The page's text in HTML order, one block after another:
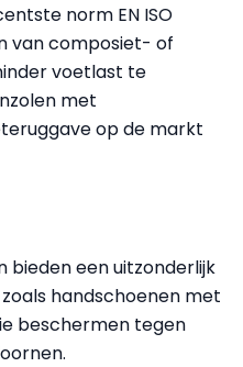
norm EN ISO
van composiet- of
voetlast te
met
op de markt
bieden een uitzonderlijk
handschoenen met
beschermen tegen